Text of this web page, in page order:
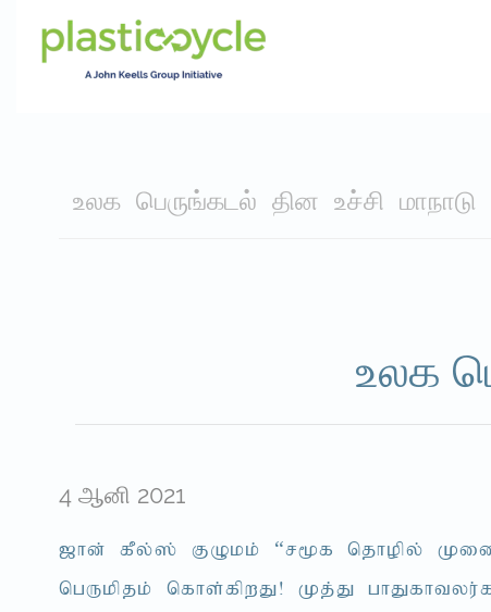
உலக பெருங்கடல் தின உச்சி மாநாடு
உலக
4 ஆனி 2021
[hd; fPy;]; FOkk; “r%f njhopy;
ngUkpjk; nfhs;fpwJ! Kj;J